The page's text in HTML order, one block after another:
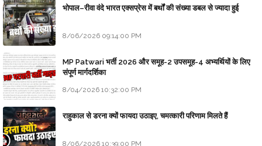
भोपाल–रीवा वंदे भारत एक्सप्रेस में बर्थों की संख्या डबल से ज्यादा हुई
8/06/2026 09:14:00 PM
MP Patwari भर्ती 2026 और समूह-2 उपसमूह-4 अभ्यर्थियों के लिए
संपूर्ण मार्गदर्शिका
8/04/2026 10:32:00 PM
राहुकाल से डरना क्यों फायदा उठाइए, चमत्कारी परिणाम मिलते हैं
8/06/2026 10:39:00 PM